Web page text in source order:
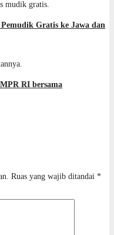
Gratis ke Jawa dan
RI bersama
Ruas yang wajib ditandai *